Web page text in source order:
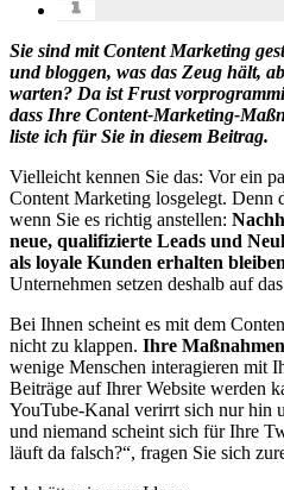
Sie sind mit Content Marketing
und bloggen, was das Zeug hält,
warten? Da ist Frust
dass Ihre Content-Marketing-
liste ich für Sie in diesem Beitrag.
Vielleicht kennen Sie das: Vor ein
Content Marketing losgelegt. Denn
wenn Sie es richtig anstellen:
neue, qualifizierte Leads und
als loyale Kunden erhalten
Unternehmen setzen deshalb auf
Bei Ihnen scheint es mit dem
nicht zu klappen. Ihre
wenige Menschen interagieren mit
Beiträge auf Ihrer Website werden
YouTube-Kanal verirrt sich nur hin
und niemand scheint sich für Ihre
läuft da falsch?“, fragen Sie sich